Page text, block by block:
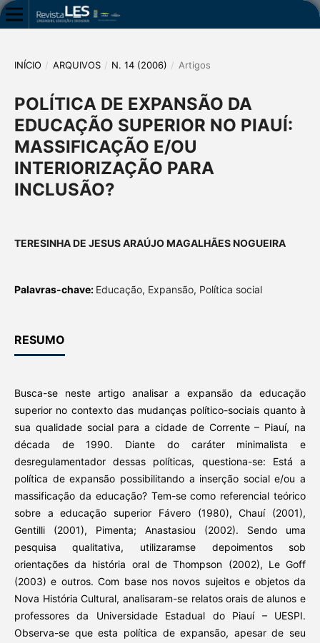
INÍCIO / ARQUIVOS / N. 14 (2006) / Artigos
POLÍTICA DE EXPANSÃO DA
EDUCAÇÃO SUPERIOR NO PIAUÍ:
MASSIFICAÇÃO E/OU
INTERIORIZAÇÃO PARA
INCLUSÃO?
TERESINHA DE JESUS ARAÚJO MAGALHÃES NOGUEIRA
Palavras-chave: Educação, Expansão, Política social
RESUMO
Busca-se neste artigo analisar a expansão da educação
superior no contexto das mudanças político-sociais quanto à
sua qualidade social para a cidade de Corrente – Piauí, na
década de 1990. Diante do caráter minimalista e
desregulamentador dessas políticas, questiona-se: Está a
política de expansão possibilitando a inserção social e/ou a
massificação da educação? Tem-se como referencial teórico
sobre a educação superior Fávero (1980), Chauí (2001),
Gentilli (2001), Pimenta; Anastasiou (2002). Sendo uma
pesquisa qualitativa, utilizaramse depoimentos sob
orientações da história oral de Thompson (2002), Le Goff
(2003) e outros. Com base nos novos sujeitos e objetos da
Nova História Cultural, analisaram-se relatos orais de alunos e
professores da Universidade Estadual do Piauí – UESPI.
Observa-se que esta política de expansão, apesar de seu